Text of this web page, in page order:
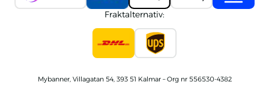
Fraktalternativ:
Mybanner, Villagatan 54, 393 51 Kalmar – Org nr 556530-4382